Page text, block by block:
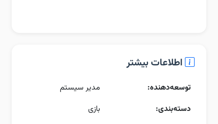
اطلاعات بیشتر
توسعه‌دهنده:
مدیر سیستم
دسته‌بندی:
بازی